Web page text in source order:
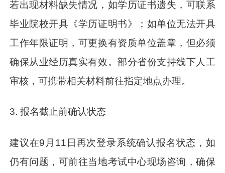
若出现材料缺失情况，如学历证书遗失，可联系
毕业院校开具《学历证明书》；如单位无法开具
工作年限证明，可更换有资质单位盖章，但必须
确保从业经历真实有效。部分省份支持线下人工
审核，可携带相关材料前往指定地点办理。
3. 报名截止前确认状态
建议在9月11日再次登录系统确认报名状态，如
仍有问题，可前往当地考试中心现场咨询，确保